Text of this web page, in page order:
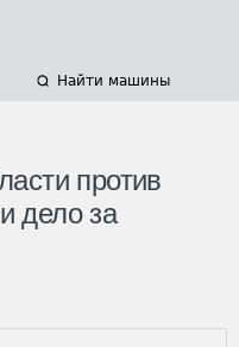
Найти машины
против
дело за